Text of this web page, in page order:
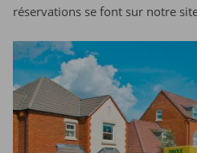
réservations se font sur notre